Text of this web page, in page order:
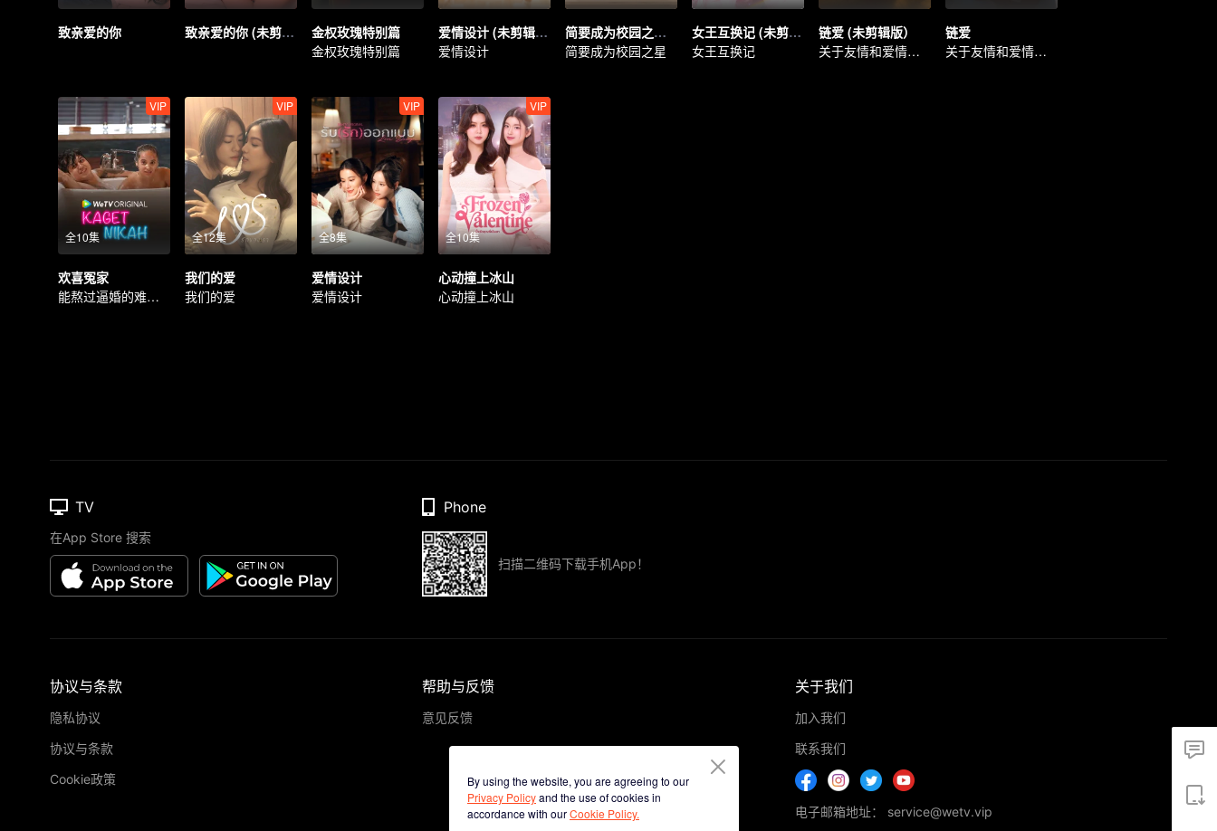
致亲爱的你 致亲爱的你 (未剪辑版)
金权玫瑰特别篇
金权玫瑰特别篇
爱情设计 (未剪辑版)
爱情设计
简要成为校园之星 (未剪辑版)
简要成为校园之星
女王互换记 (未剪辑版)
女王互换记
链爱 (未剪辑版）
关于友情和爱情的故事
链爱
关于友情和爱情的故事
全10集
VIP
欢喜冤家
能熬过逼婚的难关吗？
全12集
VIP
我们的爱
我们的爱
全8集
VIP
爱情设计
爱情设计
全10集
VIP
心动撞上冰山
心动撞上冰山
By using the website, you are agreeing to our
Privacy Policyand the use of cookies in
accordance with ourCookie Policy.
TV
在App Store 搜索
Phone
扫描二维码下载手机App！
协议与条款
隐私协议
协议与条款
Cookie政策
帮助与反馈
意见反馈
关于我们
加入我们
联系我们
电子邮箱地址： service@wetv.vip